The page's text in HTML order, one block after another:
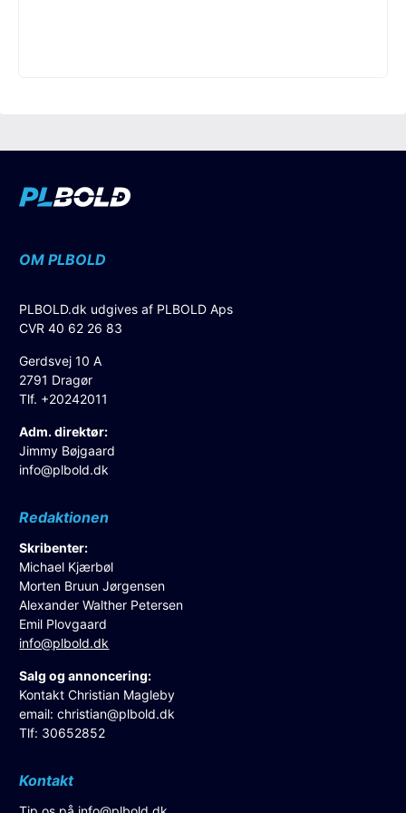
OM PLBOLD
PLBOLD.dk udgives af PLBOLD Aps
CVR 40 62 26 83
Gerdsvej 10 A
2791 Dragør
Tlf. +20242011
Adm. direktør:
Jimmy Bøjgaard
info@plbold.dk
Redaktionen
Skribenter:
Michael Kjærbøl
Morten Bruun Jørgensen
Alexander Walther Petersen
Emil Plovgaard
info@plbold.dk
Salg og annoncering:
Kontakt Christian Magleby
email:christian@plbold.dk
Tlf: 30652852
Kontakt